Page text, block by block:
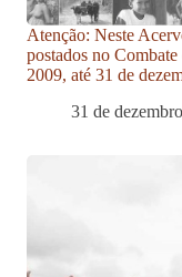
Atenção: Neste
postados no
2009, até 31 de
31 de